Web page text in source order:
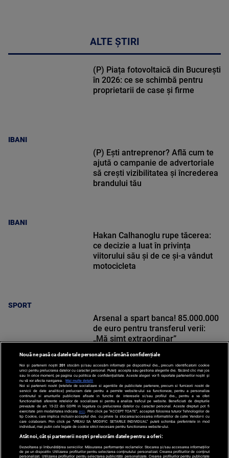
ALTE ȘTIRI
IBANI
(P) Piața fotovoltaică din București
în 2026: ce se schimbă pentru
proprietarii de case și firme
IBANI
(P) Ești antreprenor? Află cum te
ajută o campanie de advertoriale
să crești vizibilitatea și încrederea
brandului tău
SPORT
Hakan Calhanoglu rupe tăcerea:
ce decizie a luat în privința
viitorului său și de ce și-a vândut
motocicleta
SPORT
Arsenal a spart banca! 85.000.000
de euro pentru transferul verii:
„Mă simt extraordinar”
Nouă ne pasă ca datele tale personale să rămână confidențiale
Noi și partenerii noștri 201 stocăm și/sau accesăm informații pe dispozitivul dvs., precum identificatorii cookie
unici pentru prelucrarea datelor cu caracter personal. Puteți accepta sau gestiona alegerile dvs. făcând clic mai jos
sau în orice moment, pe pagina cu politica de confidențialitate. Aceste alegeri vor fi raportate partenerilor noștri și
nu vă vor afecta navigarea.
Mai multe detalii
Noi si partenerii nostri (retelele de socializare si agentiile de publicitate partenere, precum si furnizorii nostri de
servicii de date analitice) prelucram date pentru a permite website-ului sa functioneze, pentru a personaliza
continutul si anunturile publicitare afisate in functie de interesele si/sau profilul dvs., pentru a va oferi
functionalitati aferente retelelor de socializare si pentru a analiza traficul pe website. Beneficiati de drepturile
prevazute de art. 15-22 din GDPR in legatura cu prelucrarea datelor cu caracter personal. Aceste drepturi pot fi
exercitate prin modalitatea indicataaici . Prin click pe “ACCEPT TOATE”, acceptati folosirea tuturor Tehnologiilor de
tip Cookie, care implica inclusiv acceptul dvs. cu privire la stocarea/accesarea informatiilor de catre Vendor-ii cu
care colaboram. Prin click pe “VREAU SA MODIFIC SETARILE INDIVIDUAL” puteti schimba preferintele in mod
individual, mai putin cele legate de cookie strict necesare pentru functionarea website-ului.
Atât noi, cât și partenerii noștri prelucrăm datele pentru a oferi:
Dezvoltarea și îmbunătățirea serviciilor. Măsurarea performanței reclamelor. Stocarea și/sau accesarea informațiilor
de pe un dispozitiv. Utilizarea profilurilor pentru selectarea conținutului personalizat. Crearea profilurilor de conținut
personalizat. Utilizarea profilurilor pentru selectarea publicității personalizate. Crearea profilurilor pentru publicitate